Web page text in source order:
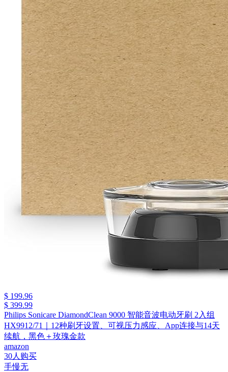
$ 199.96
$ 399.99
Philips Sonicare DiamondClean 9000 智能音波电动牙刷 2入组
HX9912/71｜12种刷牙设置、可视压力感应、App连接与14天
续航，黑色＋玫瑰金款
amazon
30人购买
手慢无